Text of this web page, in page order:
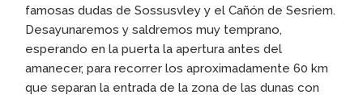
famosas dudas de Sossusvley y el Cañón de Sesriem.
Desayunaremos y saldremos muy temprano,
esperando en la puerta la apertura antes del
amanecer, para recorrer los aproximadamente 60 km
que separan la entrada de la zona de las dunas con